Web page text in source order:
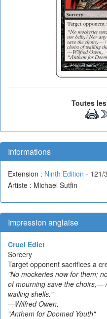
Toutes
Informations
Extension : Ninth Edition - 121/
Artiste : Michael Sutfin
Impression anglaise
Cruel Edict
Sorcery
Target opponent sacrifices a
"No mockeries now for them;
of mourning save the choirs,—
wailing shells."
—Wilfred Owen,
"Anthem for Doomed Youth"